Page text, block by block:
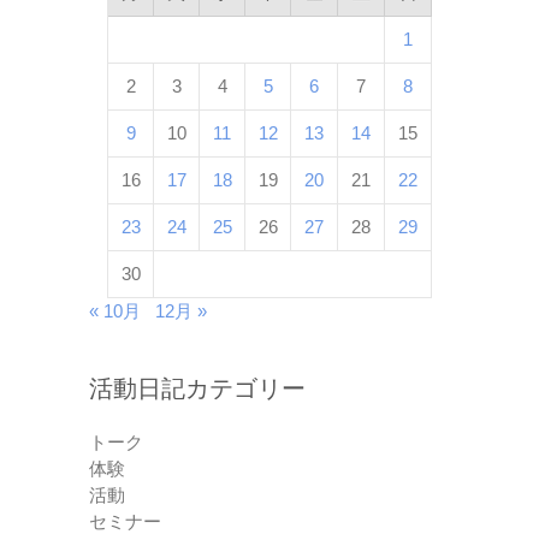
1
2 3 4 5 6 7 8
9 10 11 12 13 14 15
16 17 18 19 20 21 22
23 24 25 26 27 28 29
30
« 10月
12月 »
活動日記カテゴリー
トーク
体験
活動
セミナー